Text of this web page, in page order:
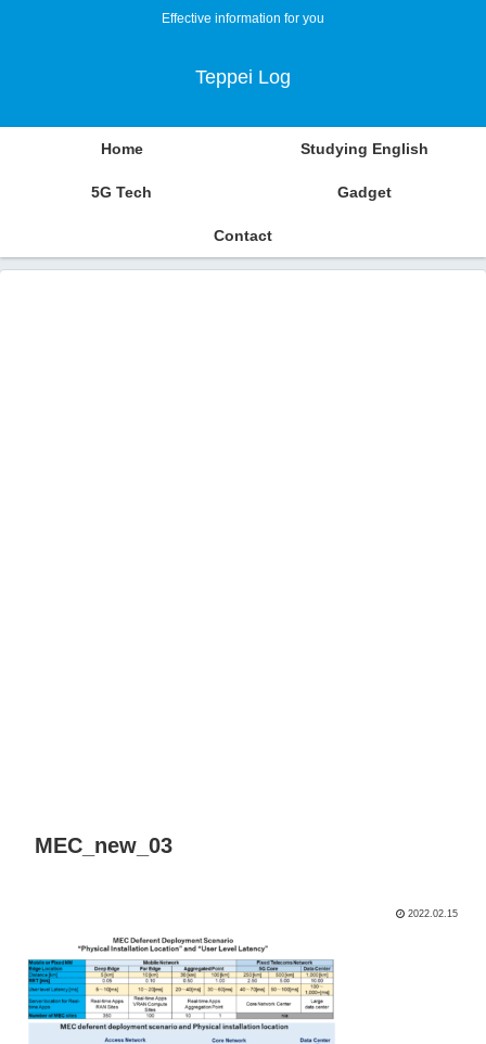
Effective information for you
Teppei Log
Home Studying English
5G Tech Gadget
Contact
MEC_new_03
2022.02.15